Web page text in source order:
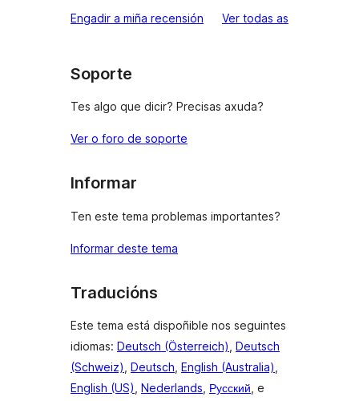
Engadir a miña recensión Ver todas as
Soporte
Tes algo que dicir? Precisas axuda?
Ver o foro de soporte
Informar
Ten este tema problemas importantes?
Informar deste tema
Traducións
Este tema está dispoñible nos seguintes
idiomas: Deutsch (Österreich) Deutsch
(Schweiz) Deutsch English (Australia)
English (US) Nederlands Русский , e